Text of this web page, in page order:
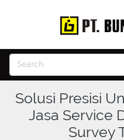
Solusi Presisi
Jasa Service
Survey